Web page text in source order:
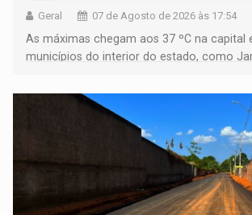
Geral 07 de Agosto de 2026 às 17:54
As máximas chegam aos 37 ºC na capital
municípios do interior do estado, como